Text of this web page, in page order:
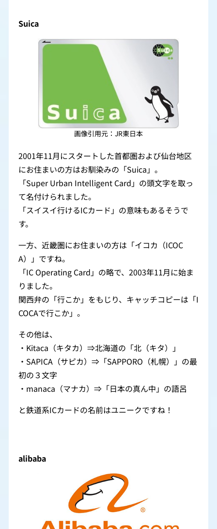
Suica
画像引用元：JR東日本
2001年11月にスタートした首都圏および仙台地区
にお住まいの方はお馴染みの「Suica」。
「Super Urban Intelligent Card」の頭文字を取っ
て名付けられました。
「スイスイ行けるICカード」の意味もあるそうで
す。
一方、近畿圏にお住まいの方は「イコカ（ICOC
A）」ですね。
「IC Operating Card」の略で、2003年11月に始ま
りました。
関西弁の「行こか」をもじり、キャッチコピーは「I
COCAで行こか」。
その他は、
・Kitaca（キタカ）⇒北海道の「北（キタ）」
・SAPICA（サピカ）⇒「SAPPORO（札幌）」の最
初の３文字
・manaca（マナカ）⇒「日本の真ん中」の語呂
と鉄道系ICカードの名前はユニークですね！
alibaba